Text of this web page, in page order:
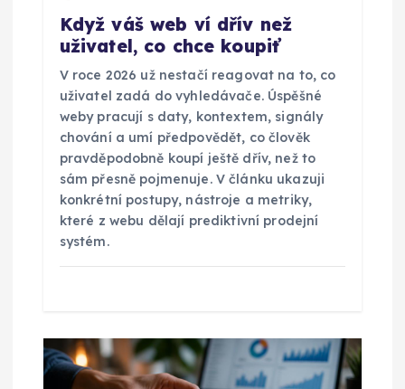
k
Když váš web ví dřív než
uživatel, co chce koupiť
V roce 2026 už nestačí reagovat na to, co
uživatel zadá do vyhledávače. Úspěšné
weby pracují s daty, kontextem, signály
chování a umí předpovědět, co člověk
pravděpodobně koupí ještě dřív, než to
sám přesně pojmenuje. V článku ukazuji
konkrétní postupy, nástroje a metriky,
které z webu dělají prediktivní prodejní
systém.